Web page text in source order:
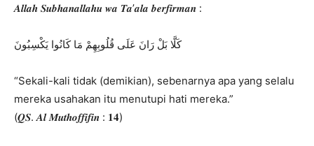
𝑨𝒍𝒍𝒂𝒉 𝑺𝒖𝒃𝒉𝒂𝒏𝒂𝒍𝒍𝒂𝒉𝒖 𝒘𝒂 𝑻𝒂’𝒂𝒍𝒂 𝒃𝒆𝒓𝒇𝒊𝒓𝒎𝒂𝒏 :
كَلَّا بَلْ رَانَ عَلَى قُلُوبِهِمْ مَا كَانُوا يَكْسِبُونَ
“Sekali-kali tidak (demikian), sebenarnya apa yang selalu
mereka usahakan itu menutupi hati mereka.”
(𝑸𝑺. 𝑨𝒍 𝑴𝒖𝒕𝒉𝒐𝒇𝒇𝒊𝒇𝒊𝒏 : 𝟏𝟒)